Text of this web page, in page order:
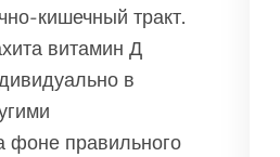
кишечный тракт.
витамин Д
в
фоне правильного